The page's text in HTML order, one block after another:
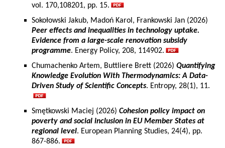
vol. 170,108201, pp. 15.
Sokołowski Jakub, Madoń Karol, Frankowski Jan (2026)
Peer effects and inequalities in technology uptake.
Evidence from a large-scale renovation subsidy
programme. Energy Policy, 208, 114902.
Chumachenko Artem, Buttliere Brett (2026) Quantifying
Knowledge Evolution With Thermodynamics: A Data-
Driven Study of Scientific Concepts. Entropy, 28(1), 11.
Smętkowski Maciej (2026) Cohesion policy impact on
poverty and social inclusion in EU Member States at
regional level. European Planning Studies, 24(4), pp.
867-886.